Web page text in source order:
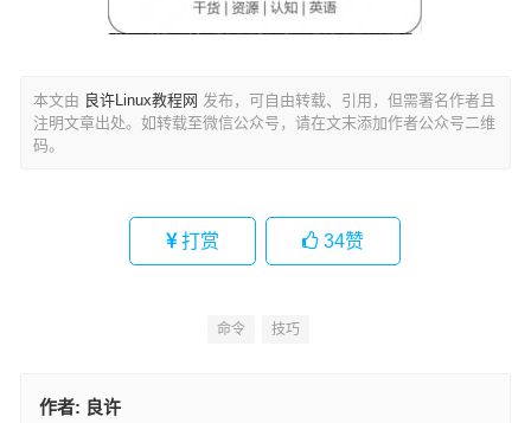
本文由 良许Linux教程网 发布，可自由转载、引用，但需署名作者且
注明文章出处。如转载至微信公众号，请在文末添加作者公众号二维
码。
打赏 34赞
命令 技巧
作者: 良许